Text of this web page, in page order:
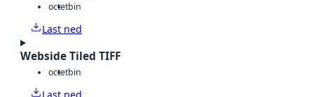
octetbin
Last ned
Webside Tiled TIFF
octetbin